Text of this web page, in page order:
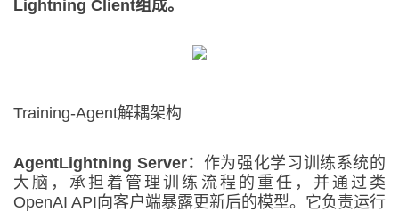
Lightning Client组成。
Training-Agent解耦架构
AgentLightning Server： 作为强化学习训练系统的
大脑，承担着管理训练流程的重任，并通过类
OpenAI API向客户端暴露更新后的模型。它负责运行